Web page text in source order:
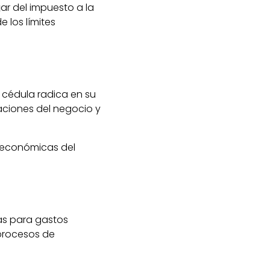
del impuesto a la
los límites
radica en su
del negocio y
del
para gastos
de